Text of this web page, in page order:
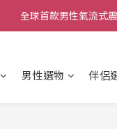
新款智
全球首款男性氣流式
新款
男性選物 伴侶